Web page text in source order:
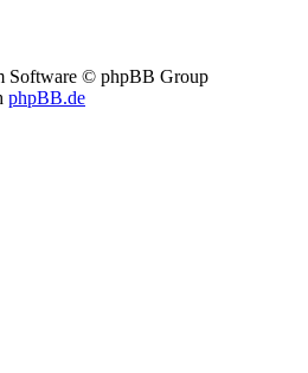
Software © phpBB Group
phpBB.de